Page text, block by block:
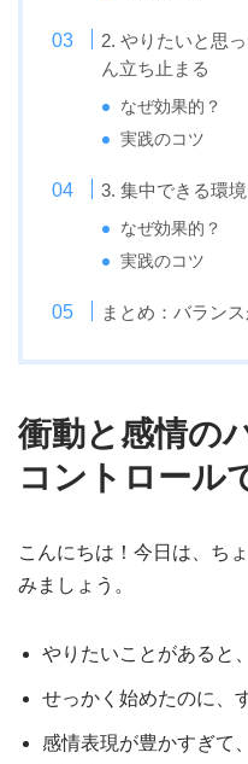
2. やりたいと思
ん立ち止まる
なぜ効果的？
実践のコツ
3. 集中できる環
なぜ効果的？
実践のコツ
まとめ：バラン
衝動と感情の
コントロール
こんにちは！今日は、ち
みましょう。
やりたいことがあると
せっかく始めたのに、
感情表現が豊かすぎて